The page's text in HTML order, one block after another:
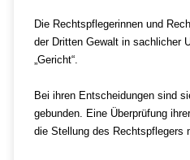
Die Rechtspflegerinnen und
der Dritten Gewalt in sachlicher
„Gericht“.
Bei ihren Entscheidungen sind
gebunden. Eine Überprüfung
die Stellung des Rechtspflegers